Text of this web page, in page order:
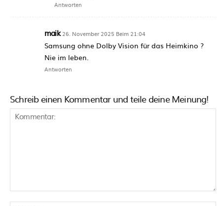
Antworten
maik 26. November 2025 Beim 21:04
Samsung ohne Dolby Vision für das Heimkino ?
Nie im leben.
Antworten
Schreib einen Kommentar und teile deine Meinung!